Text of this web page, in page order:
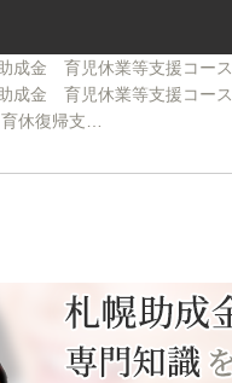
成金 育児休業等支援コース
成金 育児休業等支援コース
休復帰支…